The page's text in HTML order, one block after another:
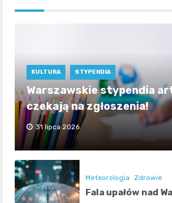
KULTURA STYPENDIA
Warszawskie stypendia
czekają na zgłoszenia!
31 lipca 2026
Meteorologia Zdrowie
Fala upałów nad